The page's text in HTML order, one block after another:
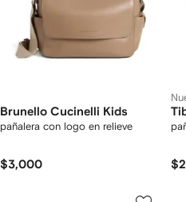
Brunello Cucinelli Kids
pañalera con logo en relieve
$3,000